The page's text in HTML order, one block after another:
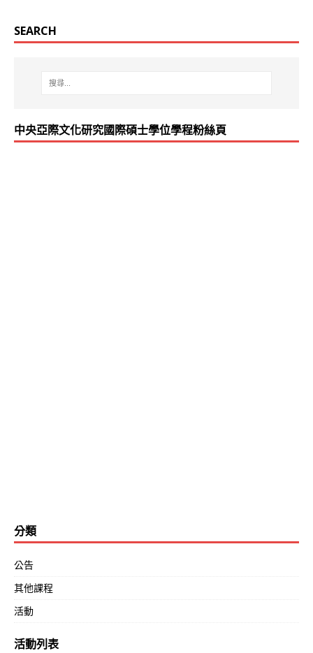
SEARCH
中央亞際文化研究國際碩士學位學程粉絲頁
分類
公告
其他課程
活動
活動列表